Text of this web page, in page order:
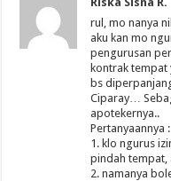
rul, mo nanya
aku kan mo
pengurusan
kontrak tempat
bs
Ciparay…
apotekernya..
Pertanyaannya :
1. klo ngurus
pindah tempat,
2. namanya